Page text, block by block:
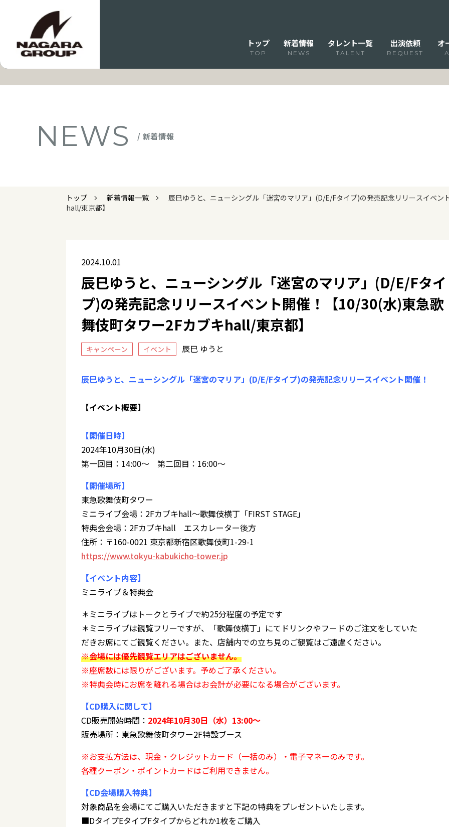
トップ
TOP
新着情報
NEWS
タレント一覧
TALENT
出演依頼
REQUEST
オ
NEWS / 新着情報
トップ 新着情報一覧
辰巳ゆうと、ニューシングル「迷宮のマリア」(D/E/Fタイプ)の発売記念リリースイベ
hall/東京都】
2024.10.01
辰巳ゆうと、ニューシングル「迷宮のマリア」(D/E/Fタイ
プ)の発売記念リリースイベント開催！【10/30(水)東急歌
舞伎町タワー2Fカブキhall/東京都】
キャンペーン イベント 辰巳 ゆうと
辰巳ゆうと、ニューシングル「迷宮のマリア」(D/E/Fタイプ)の発売記念リリースイベント開催！
【イベント概要】
【開催日時】
2024年10月30日(水)
第一回目：14:00～ 第二回目：16:00～
【開催場所】
東急歌舞伎町タワー
ミニライブ会場：2Fカブキhall～歌舞伎横丁「FIRST STAGE」
特典会会場：2Fカブキhall エスカレーター後方
住所：〒160-0021 東京都新宿区歌舞伎町1-29-1
https://www.tokyu-kabukicho-tower.jp
【イベント内容】
ミニライブ＆特典会
＊ミニライブはトークとライブで約25分程度の予定です
＊ミニライブは観覧フリーですが、「歌舞伎横丁」にてドリンクやフードのご注文をしていた
だきお席にてご観覧ください。また、店舗内での立ち見のご観覧はご遠慮ください。
※会場には優先観覧エリアはございません。
※座席数には限りがございます。予めご了承ください。
※特典会時にお席を離れる場合はお会計が必要になる場合がございます。
【CD購入に関して】
CD販売開始時間： 2024年10月30日（水）13:00～
販売場所：東急歌舞伎町タワー2F特設ブース
※お支払方法は、現金・クレジットカード（一括のみ）・電子マネーのみです。
各種クーポン・ポイントカードはご利用できません。
【CD会場購入特典】
対象商品を会場にてご購入いただきますと下記の特典をプレゼントいたします。
■DタイプEタイプFタイプからどれか1枚をご購入